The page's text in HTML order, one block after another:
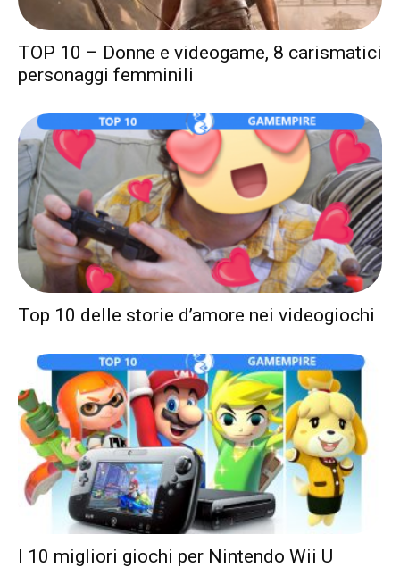
TOP 10 – Donne e videogame, 8 carismatici
personaggi femminili
Top 10 delle storie d’amore nei videogiochi
I 10 migliori giochi per Nintendo Wii U